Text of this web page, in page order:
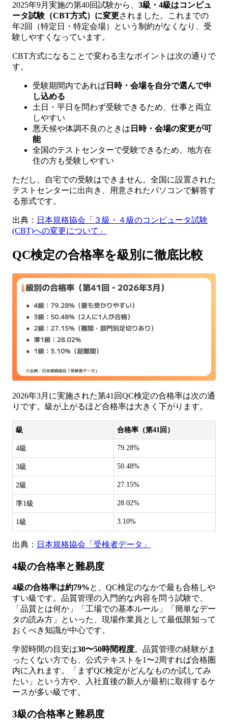
2025年9月実施の第40回試験から、 3級・4級はコンピュ
ータ試験（CBT方式）に変更されました。これまでの
年2回（特定日・特定会場）という制約がなくなり、受
験しやすくなっています。
CBT方式になることで変わる主なポイントは次の通りで
す。
受験期間内であれば 日時・会場を自分で選んで申
し込める
土日・平日を問わず受験できるため、仕事と両立
しやすい
悪天候や体調不良のときは 日時・会場の変更が可
能
全国のテストセンターで受験できるため、地方在
住の方も受験しやすい
ただし、自宅での受験はできません。全国に設置された
テストセンターに出向き、用意されたパソコンで解答す
る形式です。
出典： 日本規格協会「３級・４級のコンピュータ試験
(CBT)への変更について」
QC検定の合格率を級別に徹底比較
2026年3月に実施された第41回QC検定の合格率は次の通
りです。級が上がるほど合格率は大きく下がります。
級 合格率（第41回）
4級 79.28%
3級 50.48%
2級 27.15%
準1級 28.02%
1級 3.10%
出典： 日本規格協会「受検者データ」
4級の合格率と難易度
4級の合格率は約79%と、QC検定のなかで最も合格しや
すい級です。品質管理の入門的な内容を問う試験で、
「品質とは何か」「工場での基本ルール」「簡単なデー
タの読み方」といった、現場作業員として最低限知って
おくべき知識が中心です。
学習時間の目安は30〜50時間程度。品質管理の経験がま
ったくない方でも、公式テキストを1〜2周すれば合格圏
内に入れます。「まずQC検定がどんなものか試してみ
たい」という方や、入社直後の新人が最初に取得するケ
ースが多い級です。
3級の合格率と難易度